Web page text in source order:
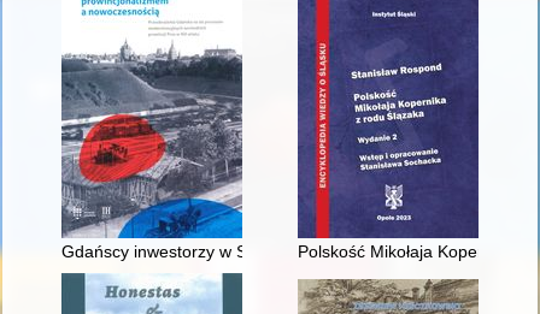
Gdańscy inwestorzy w Sopocie : prestiż finansowy i
Polskość Mikołaja Kopernika z